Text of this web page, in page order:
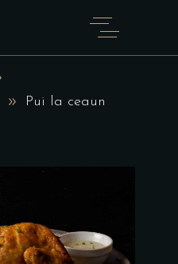
Pui la ceaun